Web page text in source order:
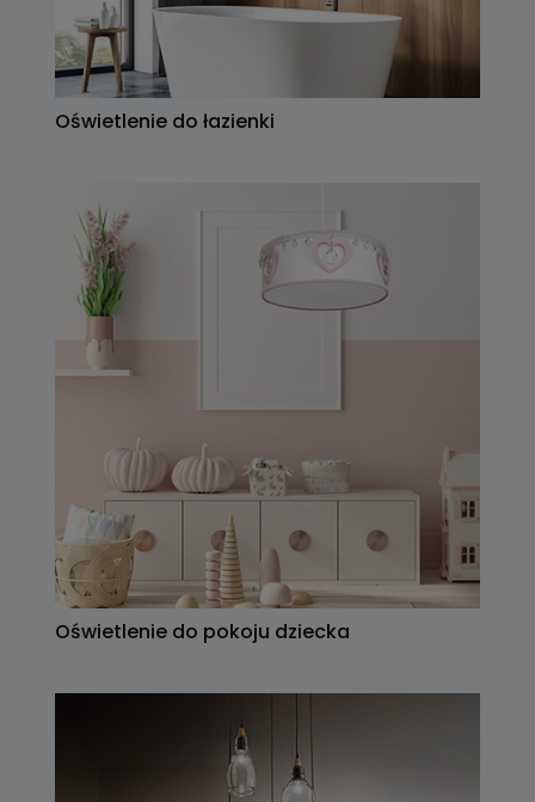
Oświetlenie do łazienki
Oświetlenie do pokoju dziecka